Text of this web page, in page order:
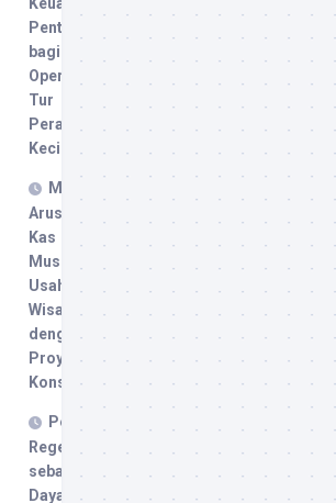
Penting
bagi
Operator
Tur
Perahu
Kecil
Mengelola
Arus
Kas
Musiman
Usaha
Wisata
dengan
Proyeksi
Konservatif
Pertanian
Regeneratif
sebagai
Daya